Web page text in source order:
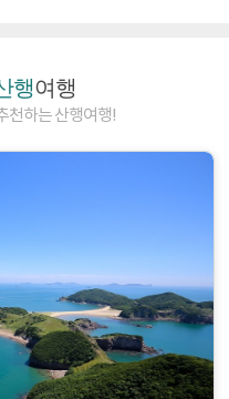
행여행
천하는 산행여행!